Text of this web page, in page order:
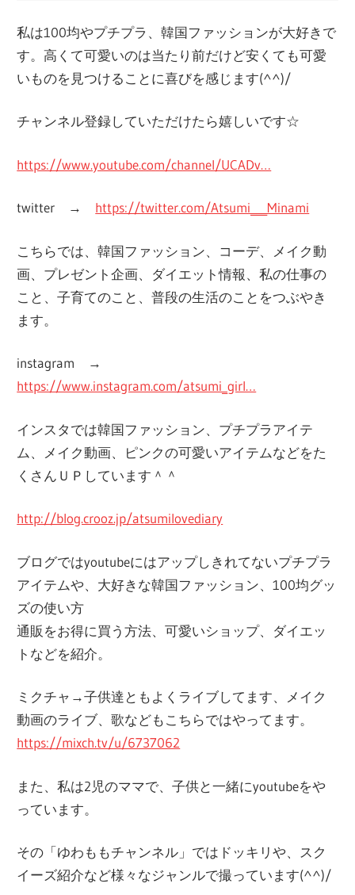
私は100均やプチプラ、韓国ファッションが大好きで
す。高くて可愛いのは当たり前だけど安くても可愛
いものを見つけることに喜びを感じます(^^)/
チャンネル登録していただけたら嬉しいです☆
https://www.youtube.com/channel/UCADv…
twitter → https://twitter.com/Atsumi___Minami
こちらでは、韓国ファッション、コーデ、メイク動
画、プレゼント企画、ダイエット情報、私の仕事の
こと、子育てのこと、普段の生活のことをつぶやき
ます。
instagram →
https://www.instagram.com/atsumi_girl…
インスタでは韓国ファッション、プチプラアイテ
ム、メイク動画、ピンクの可愛いアイテムなどをた
くさんＵＰしています＾＾
http://blog.crooz.jp/atsumilovediary
ブログではyoutubeにはアップしきれてないプチプラ
アイテムや、大好きな韓国ファッション、100均グッ
ズの使い方
通販をお得に買う方法、可愛いショップ、ダイエッ
トなどを紹介。
ミクチャ→子供達ともよくライブしてます、メイク
動画のライブ、歌などもこちらではやってます。
https://mixch.tv/u/6737062
また、私は2児のママで、子供と一緒にyoutubeをや
っています。
その「ゆわももチャンネル」ではドッキリや、スク
イーズ紹介など様々なジャンルで撮っています(^^)/